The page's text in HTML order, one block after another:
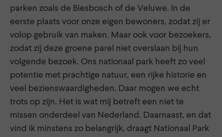
parken zoals de Biesbosch of de Veluwe. In de
eerste plaats voor onze eigen bewoners, zodat zij er
volop gebruik van maken. Maar ook voor bezoekers,
zodat zij deze groene parel niet overslaan bij hun
volgende bezoek. Ons nationaal park heeft zo veel
potentie met prachtige natuur, een rijke historie en
veel bezienswaardigheden. Daar mogen we echt
trots op zijn. Het is wat mij betreft een niet te
missen onderdeel van Nederland. Daarnaast, en dat
vind ik minstens zo belangrijk, draagt Nationaal Park